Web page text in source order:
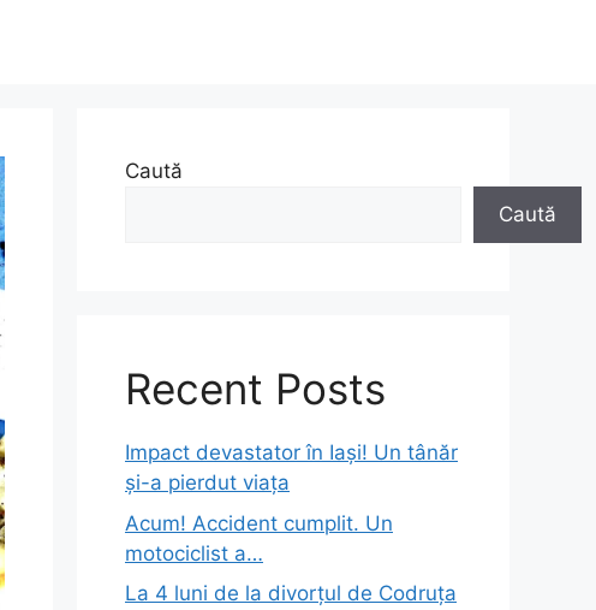
Caută
Caută
Recent Posts
Impact devastator în Iași! Un tânăr
și-a pierdut viața
Acum! Accident cumplit. Un
motociclist a…
La 4 luni de la divorțul de Codruța